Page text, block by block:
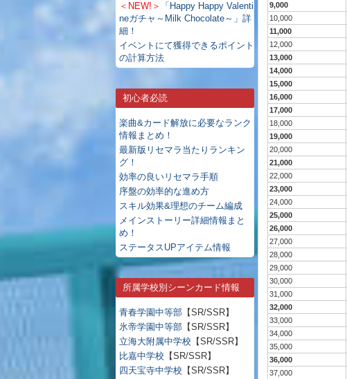
＜NEW!＞
「Happy Happy Valenti
neガチャ～Milk Chocolate～」詳
細！
イベントにて獲得できるポイント
の計算方法
初心者必読
楽曲&カード解放に必要なランク
情報まとめ！
最新版リセマラ当たりランキン
グ！
効率の良いリセマラ手順
序盤の効率的な進め方
スキル効果&理想のチーム編成
メインストーリー詳細情報まと
め！
ステータスUPアイテム情報
所属学校別シーンカード情報
青春学園中等部 【SR/SSR】
氷帝学園中等部 【SR/SSR】
立海大附属中学校 【SR/SSR】
比嘉中学校 【SR/SSR】
四天宝寺中学校 【SR/SSR】
9,000
10,000
11,000
12,000
13,000
14,000
15,000
16,000
17,000
18,000
19,000
20,000
21,000
22,000
23,000
24,000
25,000
26,000
27,000
28,000
29,000
30,000
31,000
32,000
33,000
34,000
35,000
36,000
37,000